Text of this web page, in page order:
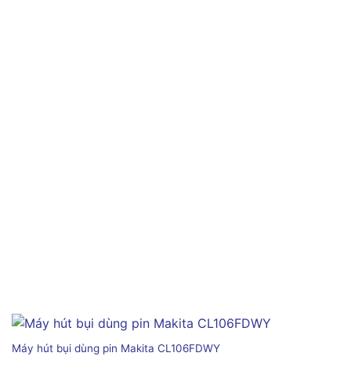
Máy hút bụi dùng pin Makita CL106FDWY